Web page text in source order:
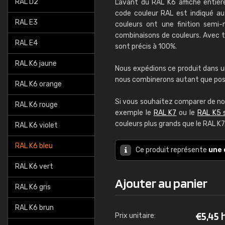
RAL D2
RAL E3
RAL E4
RAL K6 jaune
RAL K6 orange
RAL K6 rouge
RAL K6 violet
RAL K6 bleu
RAL K6 vert
RAL K6 gris
RAL K6 brun
L’avant du RAL K6 affiche
code couleur RAL est indiqué
couleurs ont une finition
combinaisons de couleurs. Avec
sont précis à 100%.
Nous expédions ce produit dans
nous combinerons autant que
Si vous souhaitez comparer de
exemple le RAL K7 ou le RAL
couleurs plus grands que le RAL
Ce produit représente une
Ajouter au panier
Prix unitaire: €5,45